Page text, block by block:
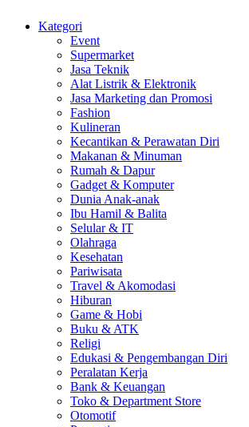
Kategori
Event
Supermarket
Jasa Teknik
Alat Listrik & Elektronik
Jasa Marketing dan Promosi
Fashion
Kulineran
Kecantikan & Perawatan Diri
Makanan & Minuman
Rumah & Dapur
Gadget & Komputer
Dunia Anak-anak
Ibu Hamil & Balita
Selular & IT
Olahraga
Kesehatan
Pariwisata
Travel & Akomodasi
Hiburan
Game & Hobi
Buku & ATK
Religi
Edukasi & Pengembangan Diri
Peralatan Kerja
Bank & Keuangan
Toko & Department Store
Otomotif